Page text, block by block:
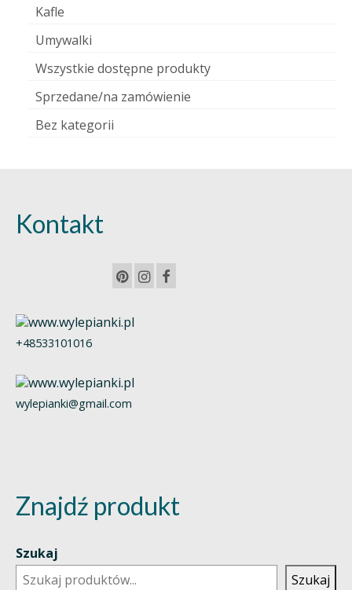
Kafle
Umywalki
Wszystkie dostępne produkty
Sprzedane/na zamówienie
Bez kategorii
Kontakt
+48533101016
wylepianki@gmail.com
Znajdź produkt
Szukaj
Szukaj